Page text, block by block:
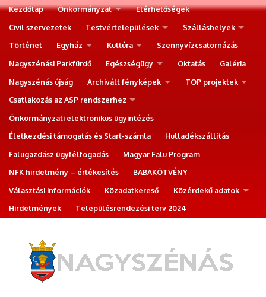
Kezdőlap Önkormányzat
Elérhetőségek
Civil szervezetek
Testvértelepülések
Szálláshelyek
Történet
Egyház Kultúra
Szennyvízcsatornázás
Nagyszénási Parkfürdő
Egészségügy Oktatás
Galéria
Nagyszénás újság
Archivált fényképek
TOP projektek
Csatlakozás az ASP rendszerhez
Önkormányzati elektronikus ügyintézés
Életkezdési támogatás és Start-számla
Hulladékszállítás
Falugazdász ügyfélfogadás
Magyar Falu Program
NFK hirdetmény – értékesítés
BABAKÖTVÉNY
Választási információk
Közadatkereső
Közérdekű adatok
Hirdetmények
Településrendezési terv 2024